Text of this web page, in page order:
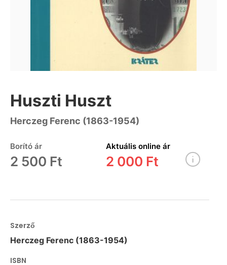
Huszti Huszt
Herczeg Ferenc (1863-1954)
Borító ár
2 500 Ft
Aktuális online ár
2 000 Ft
Szerző
Herczeg Ferenc (1863-1954)
ISBN